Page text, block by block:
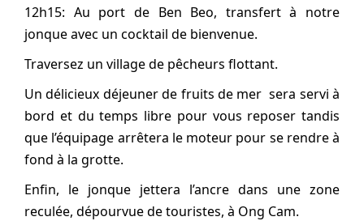
12h15: Au port de Ben Beo, transfert à notre
jonque avec un cocktail de bienvenue.
Traversez un village de pêcheurs flottant.
Un délicieux déjeuner de fruits de mer sera servi à
bord et du temps libre pour vous reposer tandis
que l’équipage arrêtera le moteur pour se rendre à
fond à la grotte.
Enfin, le jonque jettera l’ancre dans une zone
reculée, dépourvue de touristes, à Ong Cam.